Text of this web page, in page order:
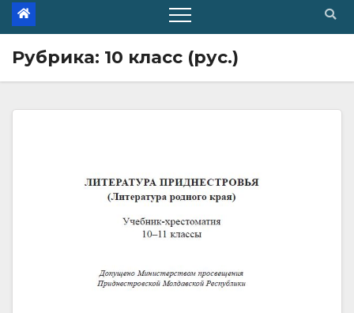
Рубрика: 10 класс (рус.)